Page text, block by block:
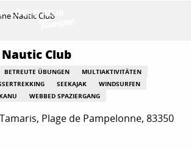
Nautic Club
Club
BETREUTE ÜBUNGEN
MULTIAKTIVITÄTEN
SEEKAJAK
WINDSURFEN
KANU WEBBED SPAZIERGANG
Plage de Pampelonne, 83350